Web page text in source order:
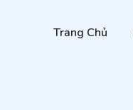
Trang Chủ